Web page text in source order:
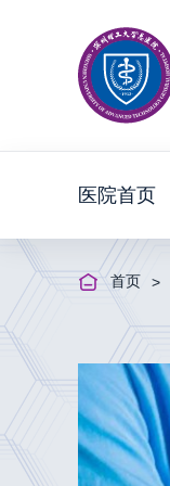
医院首页
首页 >